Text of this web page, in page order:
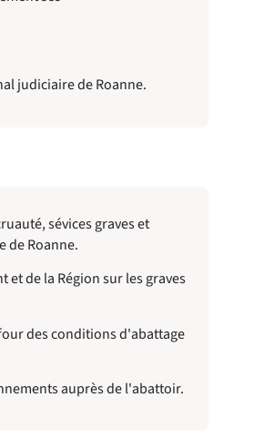
judiciaire de Roanne.
sévices graves et
de Roanne.
et de la Région sur les graves
des conditions d'abattage
auprès de l'abattoir.